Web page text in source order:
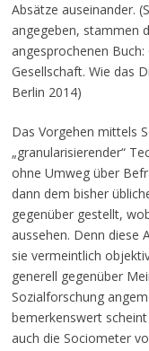
Absätze auseinander.
angegeben, stammen
angesprochenen
Gesellschaft. Wie das
Berlin 2014)
Das Vorgehen mittels
„granularisierender“
ohne Umweg über
dann dem bisher
gegenüber gestellt,
aussehen. Denn diese
sie vermeintlich
generell gegenüber
Sozialforschung
bemerkenswert
auch die Sociometer